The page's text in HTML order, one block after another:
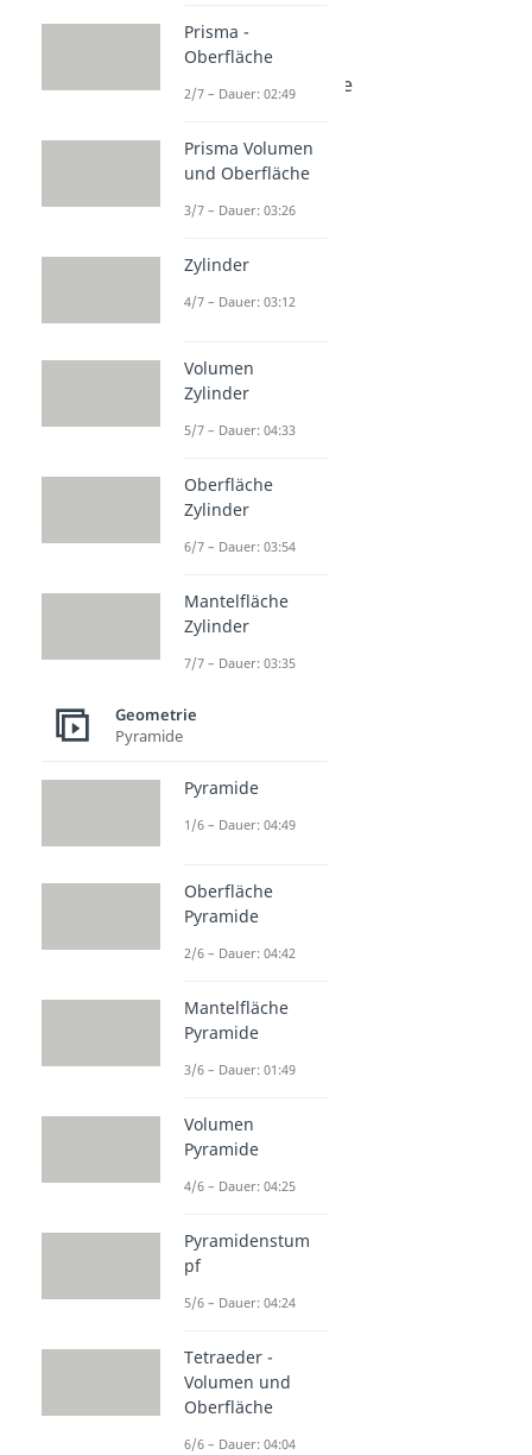
Symmetrie
Dauer: 03:03
Achsensymmetrie
Dauer: 03:13
Punktsymmetrie
Dauer: 04:34
Dauer: 03:15
Prisma -
Oberfläche
2/7 – Dauer: 02:49
Prisma Volumen
und Oberfläche
3/7 – Dauer: 03:26
Zylinder
4/7 – Dauer: 03:12
Volumen
Zylinder
5/7 – Dauer: 04:33
Oberfläche
Zylinder
6/7 – Dauer: 03:54
Mantelfläche
Zylinder
7/7 – Dauer: 03:35
Geometrie
Pyramide
Pyramide
1/6 – Dauer: 04:49
Oberfläche
Pyramide
2/6 – Dauer: 04:42
Mantelfläche
Pyramide
3/6 – Dauer: 01:49
Volumen
Pyramide
4/6 – Dauer: 04:25
Pyramidenstum
pf
5/6 – Dauer: 04:24
Tetraeder -
Volumen und
Oberfläche
6/6 – Dauer: 04:04